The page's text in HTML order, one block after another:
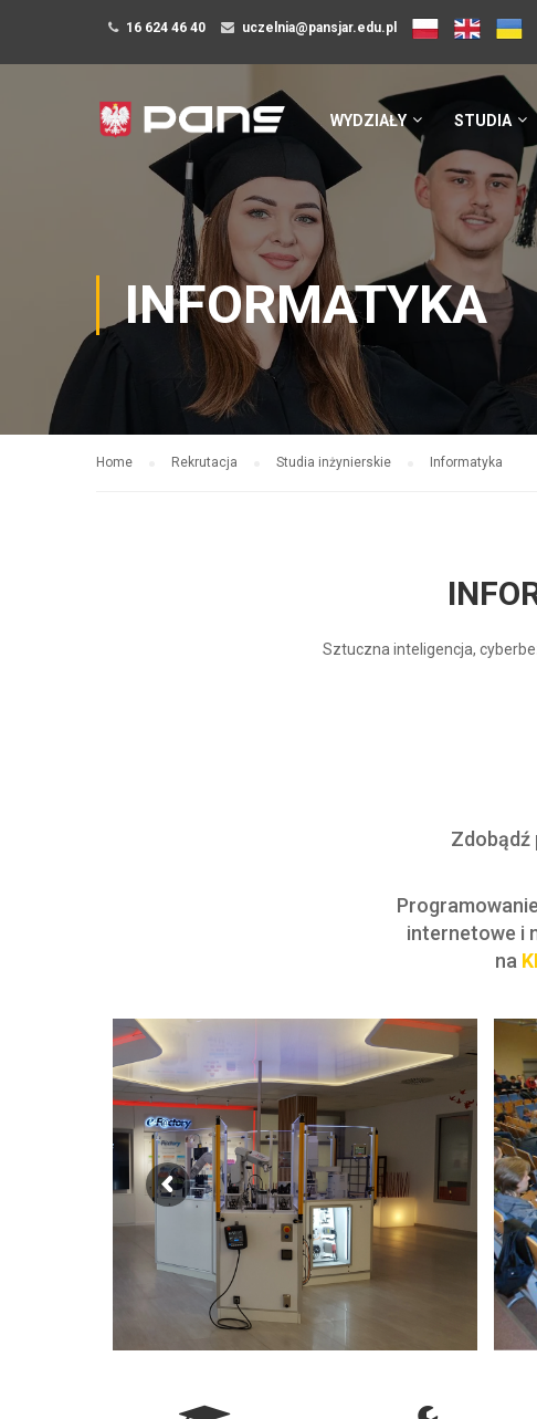
16 624 46 40 uczelnia@pansjar.edu.pl
WYDZIAŁY STUDIA
INFORMATYKA
Home Rekrutacja Studia inżynierskie Informatyka
Sztuczna inteligencja,
internetowe i
na